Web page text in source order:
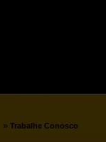
» Trabalhe Conosco